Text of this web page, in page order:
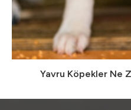
Yavru Köpekler Ne